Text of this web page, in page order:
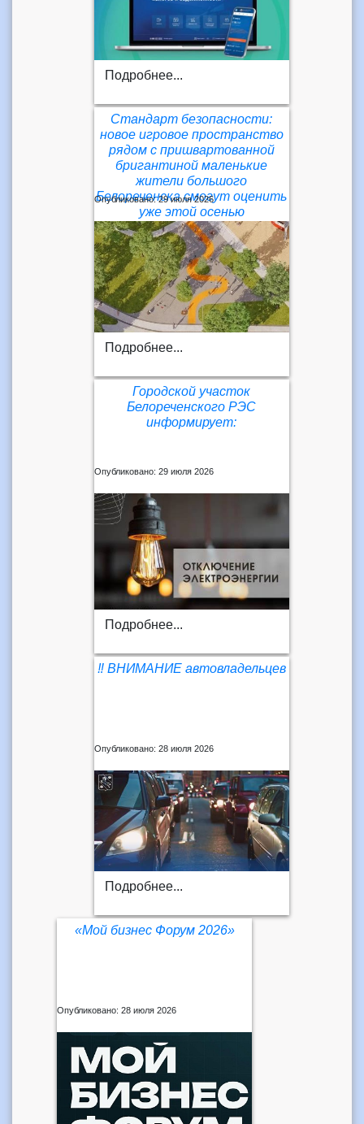
Подробнее...
Стандарт безопасности:
новое игровое пространство
рядом с пришвартованной
бригантиной маленькие
жители большого
Белореченска смогут оценить
уже этой осенью
Опубликовано: 29 июля 2026
Подробнее...
Городской участок
Белореченского РЭС
информирует:
Опубликовано: 29 июля 2026
Подробнее...
‼️ ВНИМАНИЕ автовладельцев
Опубликовано: 28 июля 2026
Подробнее...
«Мой бизнес Форум 2026»
Опубликовано: 28 июля 2026